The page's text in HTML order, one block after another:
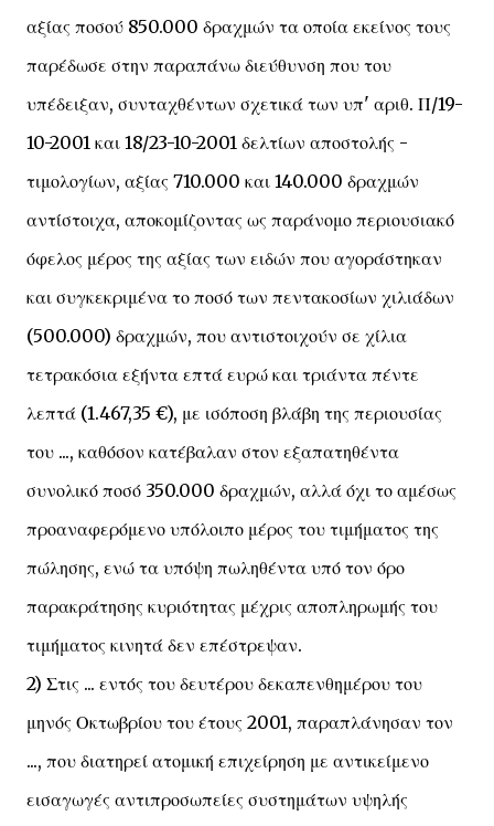
αξίας ποσού 850.000 δραχμών τα οποία εκείνος τους
παρέδωσε στην παραπάνω διεύθυνση που του
υπέδειξαν, συνταχθέντων σχετικά των υπ' αριθ. Π/19-
10-2001 και 18/23-10-2001 δελτίων αποστολής -
τιμολογίων, αξίας 710.000 και 140.000 δραχμών
αντίστοιχα, αποκομίζοντας ως παράνομο περιουσιακό
όφελος μέρος της αξίας των ειδών που αγοράστηκαν
και συγκεκριμένα το ποσό των πεντακοσίων χιλιάδων
(500.000) δραχμών, που αντιστοιχούν σε χίλια
τετρακόσια εξήντα επτά ευρώ και τριάντα πέντε
λεπτά (1.467,35 €), με ισόποση βλάβη της περιουσίας
του ..., καθόσον κατέβαλαν στον εξαπατηθέντα
συνολικό ποσό 350.000 δραχμών, αλλά όχι το αμέσως
προαναφερόμενο υπόλοιπο μέρος του τιμήματος της
πώλησης, ενώ τα υπόψη πωληθέντα υπό τον όρο
παρακράτησης κυριότητας μέχρις αποπληρωμής του
τιμήματος κινητά δεν επέστρεψαν.
2) Στις ... εντός του δευτέρου δεκαπενθημέρου του
μηνός Οκτωβρίου του έτους 2001, παραπλάνησαν τον
..., που διατηρεί ατομική επιχείρηση με αντικείμενο
εισαγωγές αντιπροσωπείες συστημάτων υψηλής